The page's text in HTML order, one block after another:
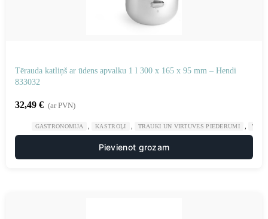
Tērauda katliņš ar ūdens apvalku 1 l 300 x 165 x 95 mm – Hendi
833032
32,49 € (ar PVN)
GASTRONOMIJA KASTROĻI TRAUKI UN VIRTUVES PIEDERUMI
Pievienot grozam